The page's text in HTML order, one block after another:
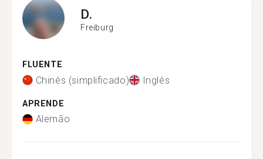
D.
Freiburg
FLUENTE
Chinês (simplificado) Inglês
APRENDE
Alemão